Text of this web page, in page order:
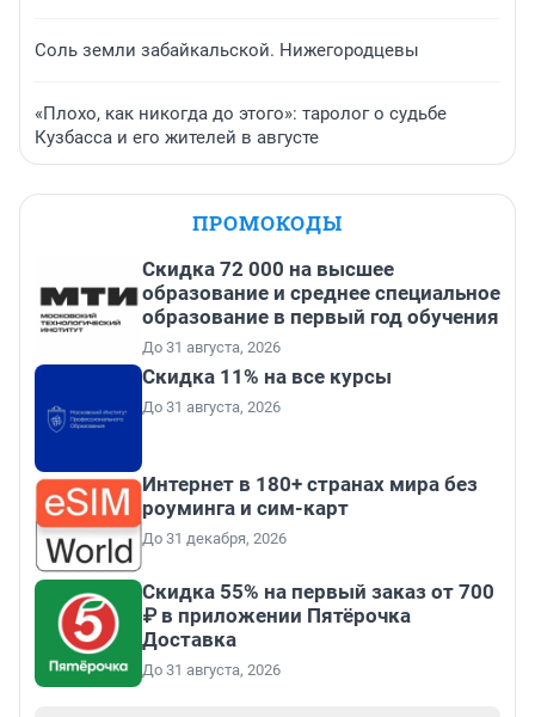
Соль земли забайкальской. Нижегородцевы
«Плохо, как никогда до этого»: таролог о судьбе
Кузбасса и его жителей в августе
ПРОМОКОДЫ
Скидка 72 000 на высшее
образование и среднее специальное
образование в первый год обучения
До 31 августа, 2026
Скидка 11% на все курсы
До 31 августа, 2026
Интернет в 180+ странах мира без
роуминга и сим-карт
До 31 декабря, 2026
Скидка 55% на первый заказ от 700
₽ в приложении Пятёрочка
Доставка
До 31 августа, 2026